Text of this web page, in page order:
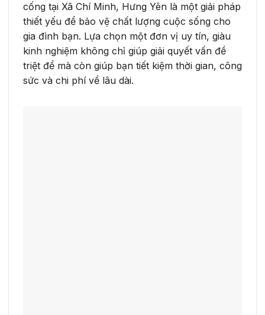
cống tại Xã Chí Minh, Hưng Yên là một giải pháp
thiết yếu để bảo vệ chất lượng cuộc sống cho
gia đình bạn. Lựa chọn một đơn vị uy tín, giàu
kinh nghiệm không chỉ giúp giải quyết vấn đề
triệt để mà còn giúp bạn tiết kiệm thời gian, công
sức và chi phí về lâu dài.